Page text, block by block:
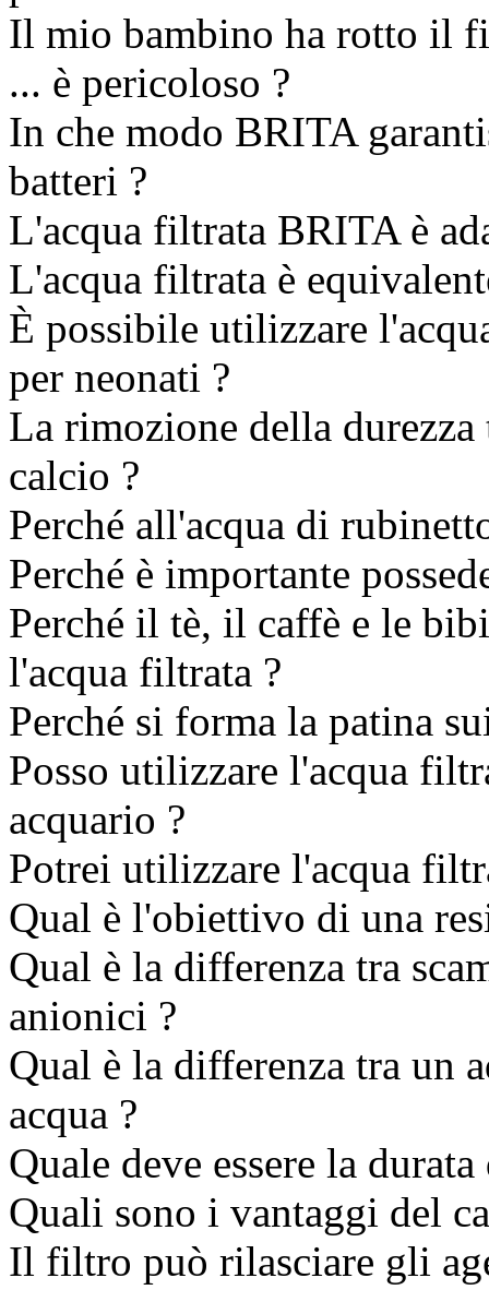
Il mio bambino ha rotto il
... è pericoloso ?
In che modo BRITA
batteri ?
L'acqua filtrata BRITA è
L'acqua filtrata è
È possibile utilizzare
per neonati ?
La rimozione della
calcio ?
Perché all'acqua di
Perché è importante
Perché il tè, il caffè e le
l'acqua filtrata ?
Perché si forma la patina
Posso utilizzare l'acqua
acquario ?
Potrei utilizzare l'acqua
Qual è l'obiettivo di una
Qual è la differenza tra
anionici ?
Qual è la differenza tra un
acqua ?
Quale deve essere la
Quali sono i vantaggi del
Il filtro può rilasciare gli